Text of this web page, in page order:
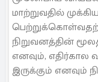
மாற்றுவதில்
நிறுவனத்தின்
எனவும்,
இருக்கும் எனவும்